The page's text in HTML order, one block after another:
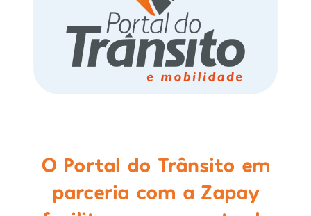
O Portal do Trânsito em
parceria com a Zapay